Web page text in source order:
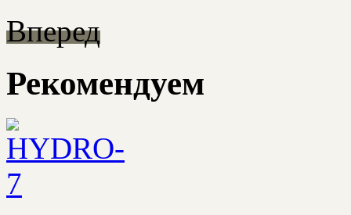
Вперед
Рекомендуем